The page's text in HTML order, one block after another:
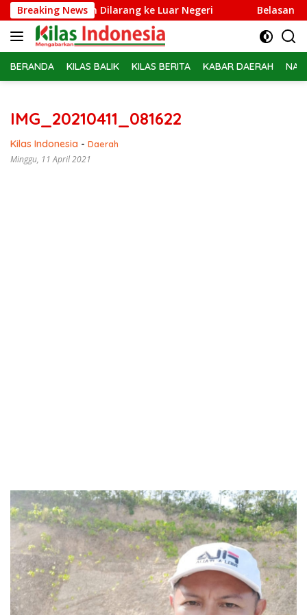
Langsung
ke
konten
Breaking News
Adriansyah Dilarang ke Luar Negeri Belasan PPPK
BERANDA KILAS BALIK KILAS BERITA KABAR DAERAH
IMG_20210411_081622
Kilas Indonesia - Daerah
Minggu, 11 April 2021